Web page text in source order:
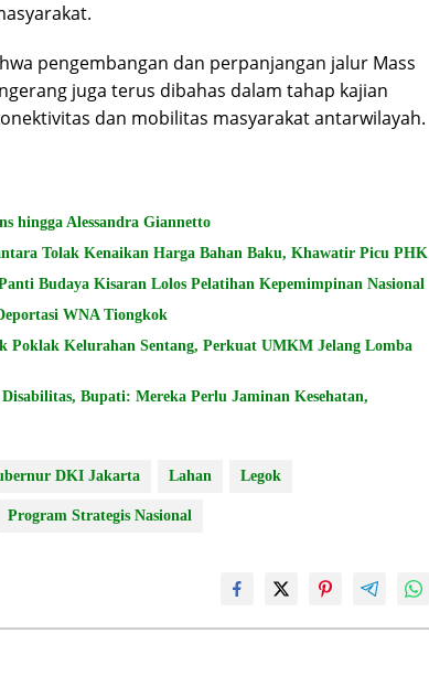
pengembangan dan perpanjangan jalur Mass
juga terus dibahas dalam tahap kajian
dan mobilitas masyarakat antarwilayah.
hingga Alessandra Giannetto
Tolak Kenaikan Harga Bahan Baku, Khawatir Picu PHK
Budaya Kisaran Lolos Pelatihan Kepemimpinan Nasional
WNA Tiongkok
Poklak Kelurahan Sentang, Perkuat UMKM Jelang Lomba
Bupati: Mereka Perlu Jaminan Kesehatan,
DKI Jakarta Lahan Legok
Program Strategis Nasional